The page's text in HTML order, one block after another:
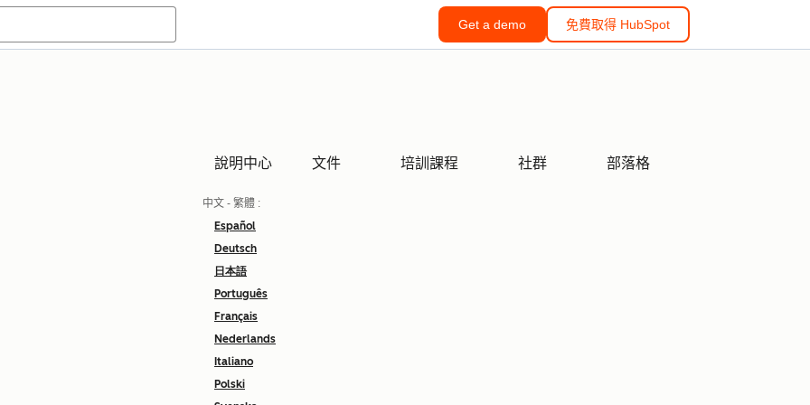
Get a demo 免費取得 HubSpot
說明中心 文件 培訓課程 社群 部落格
中文 - 繁體 :
Español
Deutsch
日本語
Português
Français
Nederlands
Italiano
Polski